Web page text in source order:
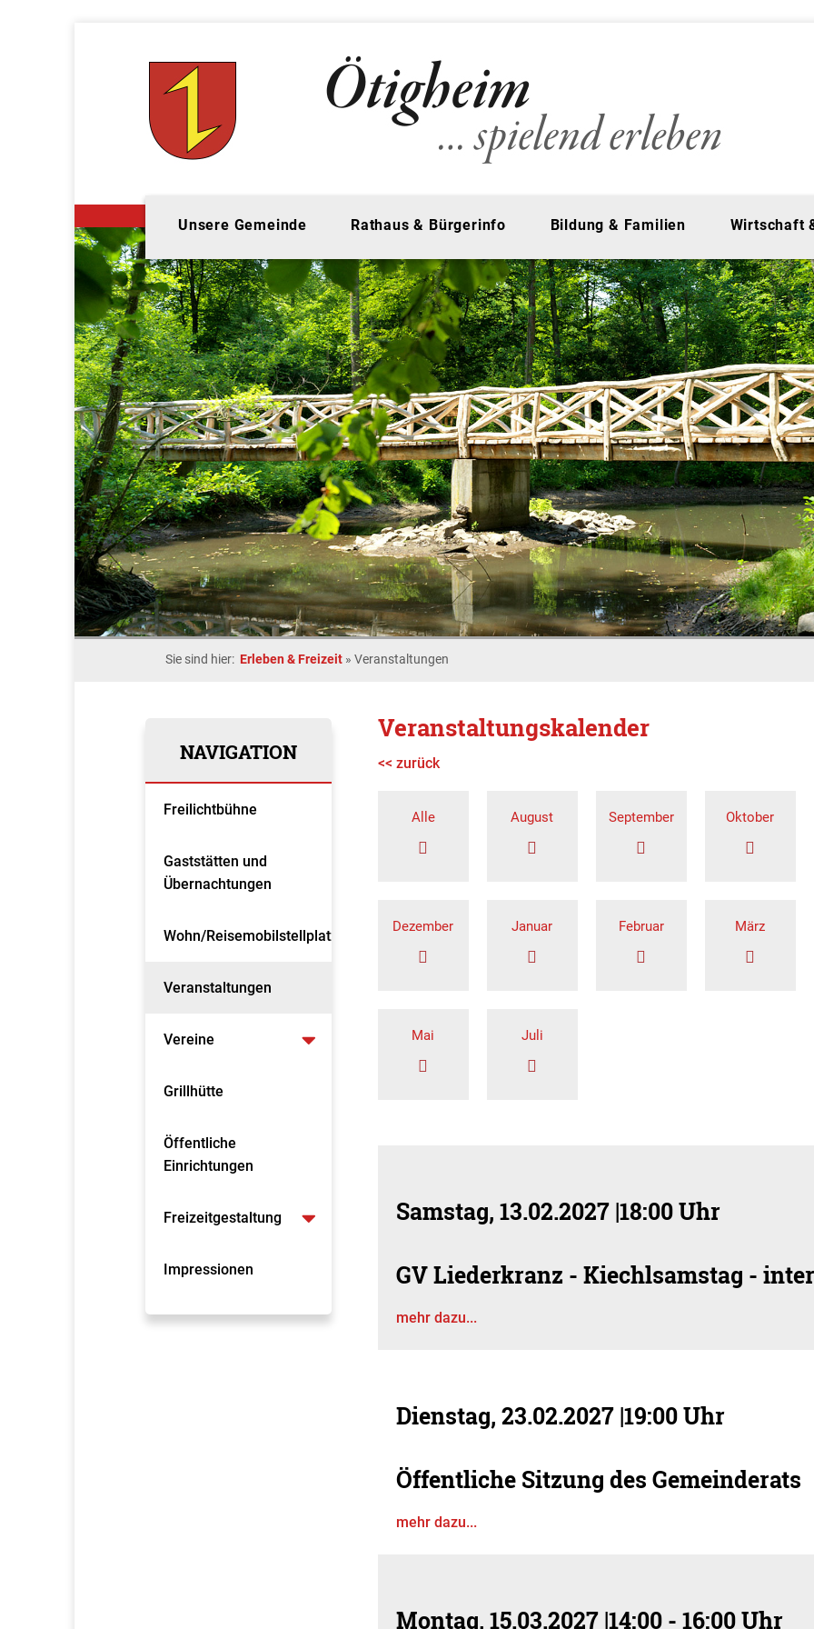
Unsere Gemeinde Rathaus & Bürgerinfo Bildung & Familien Wirtschaft
Sie sind hier: Erleben & Freizeit » Veranstaltungen
NAVIGATION
Freilichtbühne
Gaststätten und
Übernachtungen
Wohn/Reisemobilstellplatz
Veranstaltungen
Vereine
Grillhütte
Öffentliche
Einrichtungen
Freizeitgestaltung
Impressionen
Veranstaltungskalender
<< zurück
Alle August September Oktober
Dezember Januar Februar März
Mai Juli
Samstag, 13.02.2027 |18:00 Uhr
GV Liederkranz - Kiechlsamstag -
mehr dazu...
Dienstag, 23.02.2027 |19:00 Uhr
Öffentliche Sitzung des Gemeinderats
mehr dazu...
Montag, 15.03.2027 |14:00 - 16:00 Uhr